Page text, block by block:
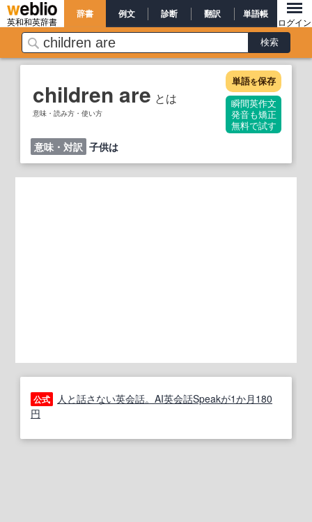
英和和英辞書
辞書 例文 診断 翻訳 単語帳
ログイン
children are とは
意味・読み方・使い方
単語を保存
瞬間英作文
発音も矯正
無料で試す
意味・対訳 子供は
公式
人と話さない英会話。AI英会話Speakが1か月180
円